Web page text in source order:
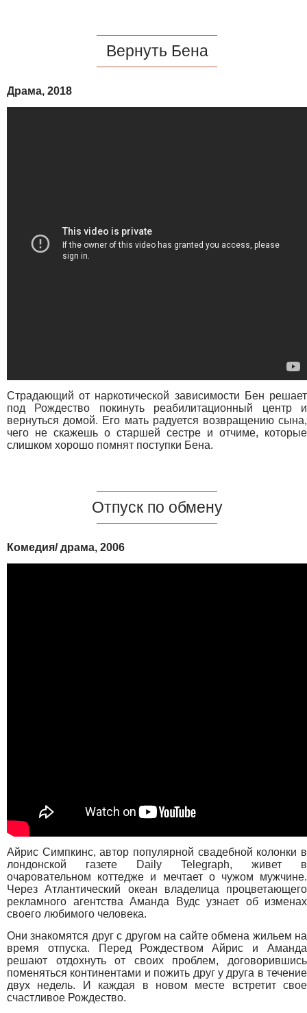
Вернуть Бена
Драма, 2018
Страдающий от наркотической зависимости Бен решает
под Рождество покинуть реабилитационный центр и
вернуться домой. Его мать радуется возвращению сына,
чего не скажешь о старшей сестре и отчиме, которые
слишком хорошо помнят поступки Бена.
Отпуск по обмену
Комедия/ драма, 2006
Айрис Симпкинс, автор популярной свадебной колонки в
лондонской газете Daily Telegraph, живет в
очаровательном коттедже и мечтает о чужом мужчине.
Через Атлантический океан владелица процветающего
рекламного агентства Аманда Вудс узнает об изменах
своего любимого человека.
Они знакомятся друг с другом на сайте обмена жильем на
время отпуска. Перед Рождеством Айрис и Аманда
решают отдохнуть от своих проблем, договорившись
поменяться континентами и пожить друг у друга в течение
двух недель. И каждая в новом месте встретит свое
счастливое Рождество.